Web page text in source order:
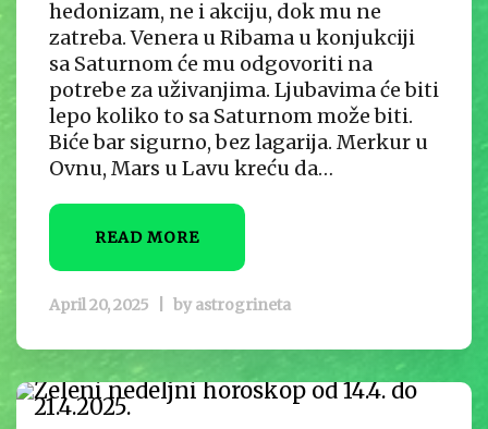
hedonizam, ne i akciju, dok mu ne
zatreba. Venera u Ribama u konjukciji
sa Saturnom će mu odgovoriti na
potrebe za uživanjima. Ljubavima će biti
lepo koliko to sa Saturnom može biti.
Biće bar sigurno, bez lagarija. Merkur u
Ovnu, Mars u Lavu kreću da…
READ MORE
April 20, 2025 by astrogrineta